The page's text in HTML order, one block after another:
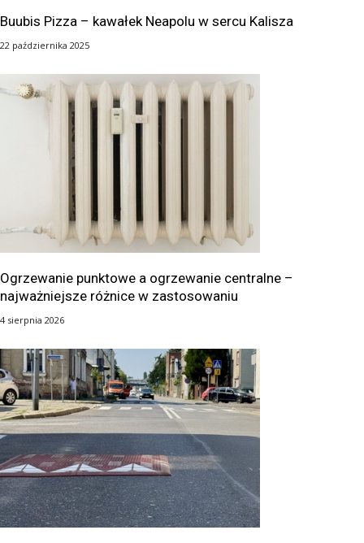
Buubis Pizza – kawałek Neapolu w sercu Kalisza
22 października 2025
Ogrzewanie punktowe a ogrzewanie centralne –
najważniejsze różnice w zastosowaniu
4 sierpnia 2026